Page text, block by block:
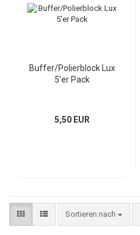
Buffer/Polierblock Lux
5'er Pack
5,50 EUR
Sortieren nach